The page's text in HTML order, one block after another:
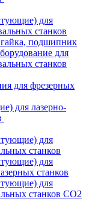
для
станков
подшипник
для
станков
для фрезерных
для лазерно-
для
станков
для
станков
для
станков CO2